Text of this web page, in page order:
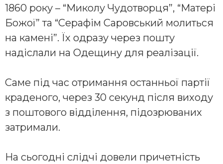
1860 року – “Миколу Чудотворця”, “Матері
Божої” та “Серафім Саровський молиться
на камені”. Їх одразу через пошту
надіслали на Одещину для реалізації.
Саме під час отримання останньої партії
краденого, через 30 секунд після виходу
з поштового відділення, підозрюваних
затримали.
На сьогодні слідчі довели причетність